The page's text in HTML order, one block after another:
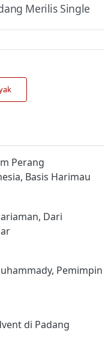
Merilis Single
Perang
Basis Harimau
Dari
Pemimpin
di Padang